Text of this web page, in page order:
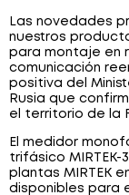
Las novedades
nuestros
para montaje en
comunicación
positiva del
Rusia que
el territorio de la
El medidor
trifásico MIRTEK-
plantas MIRTEK
disponibles para